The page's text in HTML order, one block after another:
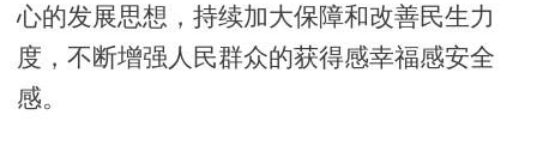
心的发展思想，持续加大保障和改善民生力
度，不断增强人民群众的获得感幸福感安全
感。